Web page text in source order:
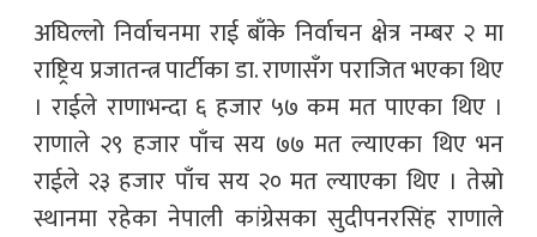
अघिल्लो निर्वाचनमा राई बाँके निर्वाचन क्षेत्र नम्बर २ मा
राष्ट्रिय प्रजातन्त्र पार्टीका डा. राणासँग पराजित भएका थिए
। राईले राणाभन्दा ६ हजार ५७ कम मत पाएका थिए ।
राणाले २९ हजार पाँच सय ७७ मत ल्याएका थिए भन
राईले २३ हजार पाँच सय २० मत ल्याएका थिए । तेस्रो
स्थानमा रहेका नेपाली कांग्रेसका सुदीपनरसिंह राणाले